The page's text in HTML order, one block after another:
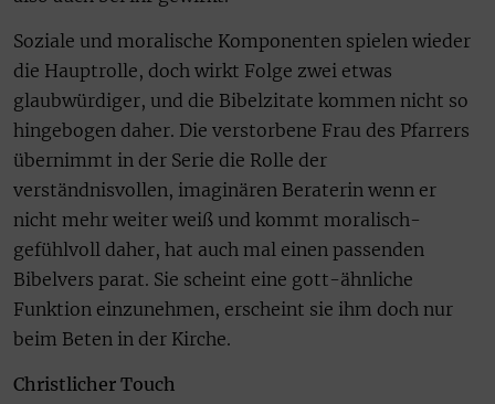
Soziale und moralische Komponenten spielen wieder
die Hauptrolle, doch wirkt Folge zwei etwas
glaubwürdiger, und die Bibelzitate kommen nicht so
hingebogen daher. Die verstorbene Frau des Pfarrers
übernimmt in der Serie die Rolle der
verständnisvollen, imaginären Beraterin wenn er
nicht mehr weiter weiß und kommt moralisch-
gefühlvoll daher, hat auch mal einen passenden
Bibelvers parat. Sie scheint eine gott-ähnliche
Funktion einzunehmen, erscheint sie ihm doch nur
beim Beten in der Kirche.
Christlicher Touch